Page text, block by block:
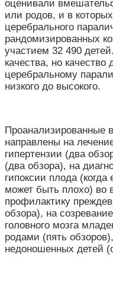
оценивали
или родов, и в
церебрального
рандомизированных
участием 32 490
качества, но качество
церебральному
низкого до высокого.
Проанализированные
направлены на
гипертензии (два
(два обзора), на
гипоксии плода
может быть плохо) во
профилактику
обзора), на
головного мозга
родами (пять
недоношенных детей